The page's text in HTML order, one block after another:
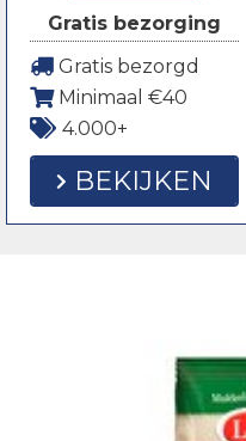
Gratis bezorging
Gratis bezorgd
Minimaal €40
4.000+
BEKIJKEN